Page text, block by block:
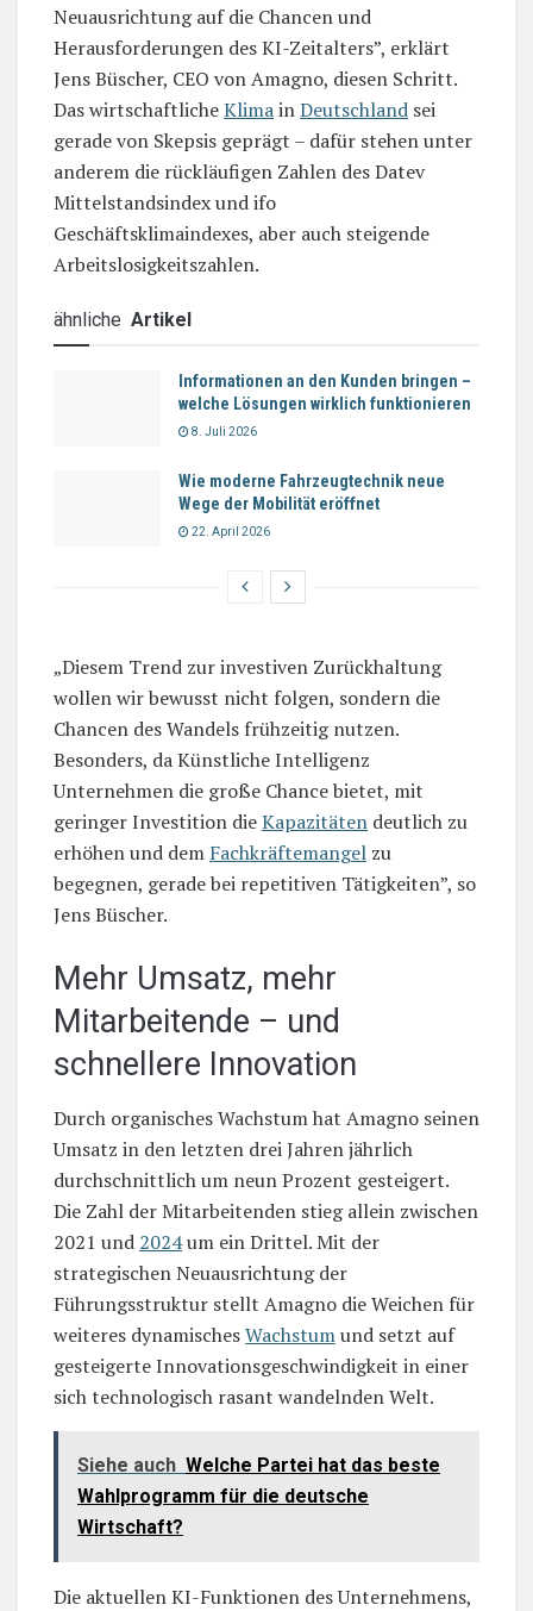
Neuausrichtung auf die Chancen und
Herausforderungen des KI-Zeitalters”, erklärt
Jens Büscher, CEO von Amagno, diesen Schritt.
Das wirtschaftlicheKlimainDeutschland sei
gerade von Skepsis geprägt – dafür stehen unter
anderem die rückläufigen Zahlen des Datev
Mittelstandsindex und ifo
Geschäftsklimaindexes, aber auch steigende
Arbeitslosigkeitszahlen.
ähnliche Artikel
Informationen an den Kunden bringen –
welche Lösungen wirklich funktionieren
8. Juli 2026
Wie moderne Fahrzeugtechnik neue
Wege der Mobilität eröffnet
22. April 2026
„Diesem Trend zur investiven Zurückhaltung
wollen wir bewusst nicht folgen, sondern die
Chancen des Wandels frühzeitig nutzen.
Besonders, da Künstliche Intelligenz
Unternehmen die große Chance bietet, mit
geringer Investition dieKapazitäten deutlich zu
erhöhen und dem Fachkräftemangel zu
begegnen, gerade bei repetitiven Tätigkeiten”, so
Jens Büscher.
Mehr Umsatz, mehr
Mitarbeitende – und
schnellere Innovation
Durch organisches Wachstum hat Amagno seinen
Umsatz in den letzten drei Jahren jährlich
durchschnittlich um neun Prozent gesteigert.
Die Zahl der Mitarbeitenden stieg allein zwischen
2021 und 2024um ein Drittel. Mit der
strategischen Neuausrichtung der
Führungsstruktur stellt Amagno die Weichen für
weiteres dynamischesWachstumund setzt auf
gesteigerte Innovationsgeschwindigkeit in einer
sich technologisch rasant wandelnden Welt.
Siehe auch Welche Partei hat das beste
Wahlprogramm für die deutsche
Wirtschaft?
Die aktuellen KI-Funktionen des Unternehmens,